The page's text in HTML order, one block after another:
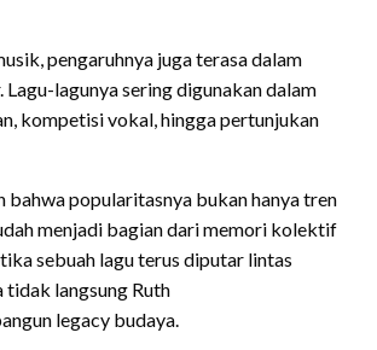
pengaruhnya juga terasa dalam
Lagu-lagunya sering digunakan dalam
kompetisi vokal, hingga pertunjukan
bahwa popularitasnya bukan hanya tren
menjadi bagian dari memori kolektif
sebuah lagu terus diputar lintas
tidak langsung Ruth
legacy budaya.